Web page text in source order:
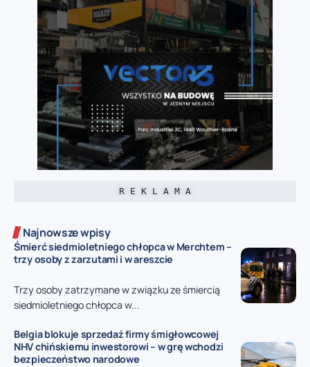
R E K L A M A
Najnowsze wpisy
Śmierć siedmioletniego chłopca w Merchtem –
trzy osoby z zarzutami i w areszcie
Trzy osoby zatrzymane w związku ze śmiercią
siedmioletniego chłopca w...
Belgia blokuje sprzedaż firmy śmigłowcowej
NHV chińskiemu inwestorowi – w grę wchodzi
bezpieczeństwo narodowe